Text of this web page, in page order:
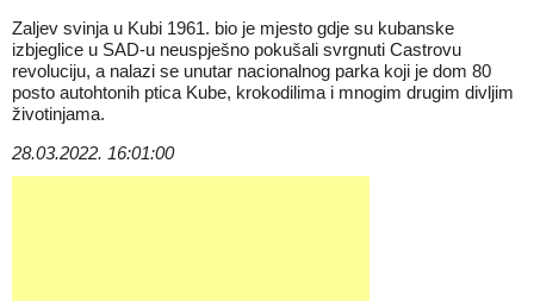
Zaljev svinja u Kubi 1961. bio je mjesto gdje su kubanske
izbjeglice u SAD-u neuspješno pokušali svrgnuti Castrovu
revoluciju, a nalazi se unutar nacionalnog parka koji je dom 80
posto autohtonih ptica Kube, krokodilima i mnogim drugim divljim
životinjama.
28.03.2022. 16:01:00